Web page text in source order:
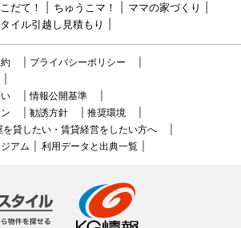
だて！ ちゅうこマ！
ママの家づくり
イル引越し見積もり
プライバシーポリシー
情報公開基準
勧誘方針
推奨環境
を貸したい・賃貸経営をしたい方へ
アム
利用データと出典一覧